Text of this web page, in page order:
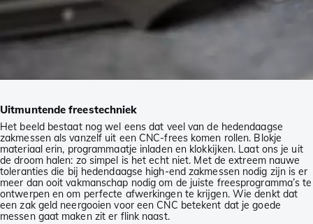
Uitmuntende freestechniek
Het beeld bestaat nog wel eens dat veel van de hedendaagse
zakmessen als vanzelf uit een CNC-frees komen rollen. Blokje
materiaal erin, programmaatje inladen en klokkijken. Laat ons je uit
de droom halen: zo simpel is het echt niet. Met de extreem nauwe
toleranties die bij hedendaagse high-end zakmessen nodig zijn is er
meer dan ooit vakmanschap nodig om de juiste freesprogramma’s te
ontwerpen en om perfecte afwerkingen te krijgen. Wie denkt dat
een zak geld neergooien voor een CNC betekent dat je goede
messen gaat maken zit er flink naast.